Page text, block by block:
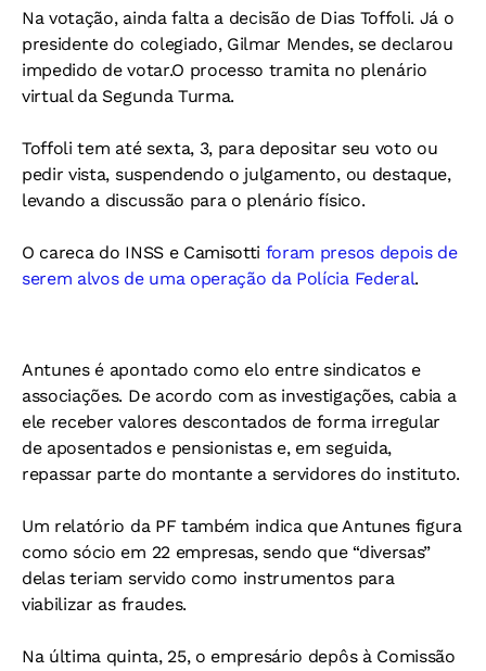
Na votação, ainda falta a decisão de Dias Toffoli. Já o
presidente do colegiado, Gilmar Mendes, se declarou
impedido de votar.O processo tramita no plenário
virtual da Segunda Turma.
Toffoli tem até sexta, 3, para depositar seu voto ou
pedir vista, suspendendo o julgamento, ou destaque,
levando a discussão para o plenário físico.
O careca do INSS e Camisotti foram presos depois de
serem alvos de uma operação da Polícia Federal.
Antunes é apontado como elo entre sindicatos e
associações. De acordo com as investigações, cabia a
ele receber valores descontados de forma irregular
de aposentados e pensionistas e, em seguida,
repassar parte do montante a servidores do instituto.
Um relatório da PF também indica que Antunes figura
como sócio em 22 empresas, sendo que “diversas”
delas teriam servido como instrumentos para
viabilizar as fraudes.
Na última quinta, 25, o empresário depôs à Comissão